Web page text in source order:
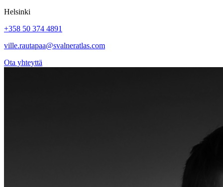
Helsinki
+358 50 374 4891
ville.rautapaa@svalneratlas.com
Ota yhteyttä